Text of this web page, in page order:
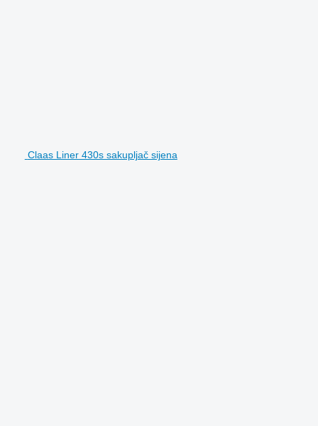
Claas Liner 430s sakupljač sijena